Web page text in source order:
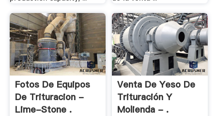
Fotos De Equipos
De Trituracion -
Lime-Stone .
Venta De Yeso De
Trituración Y
Molienda - .